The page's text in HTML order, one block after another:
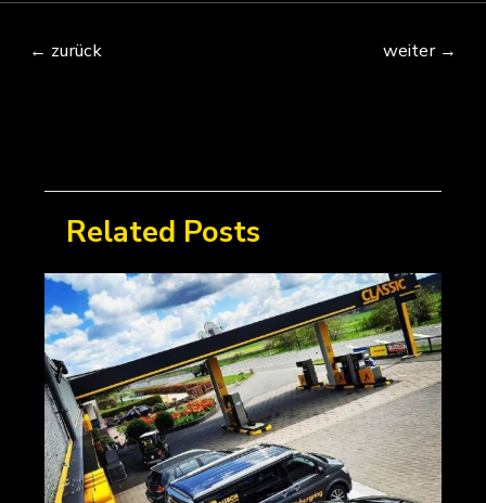
← zurück weiter →
Related Posts